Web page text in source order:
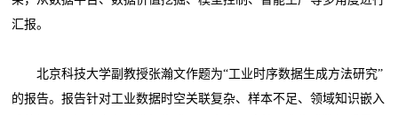
汇报。
北京科技大学副教授张瀚文作题为“工业时序数据生成方法研究”
的报告。报告针对工业数据时空关联复杂、样本不足、领域知识嵌入